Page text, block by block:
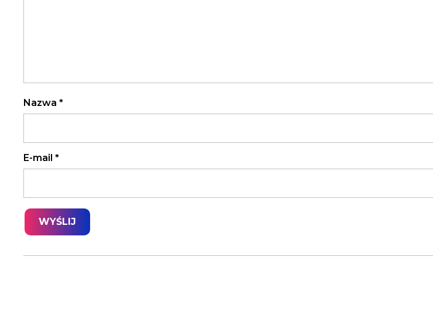
Nazwa *
E-mail *